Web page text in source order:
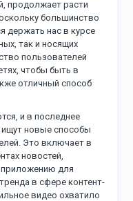
продолжает расти
большинство
держать нас в курсе
так и носящих
пользователей
чтобы быть в
отличный способ
и в последнее
новые способы
Это включает в
новостей,
для
в сфере контент-
видео охватило